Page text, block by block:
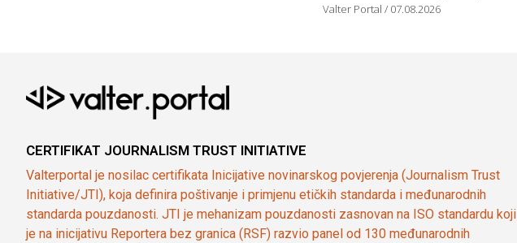
Valter Portal 07.08.2026
CERTIFIKAT JOURNALISM TRUST INITIATIVE
Valterportal je nosilac certifikata Inicijative novinarskog povjerenja (Journalism Trust
Initiative/JTI), koja definira poštivanje i primjenu etičkih standarda i međunarodnih
standarda pouzdanosti. JTI je mehanizam pouzdanosti zasnovan na ISO standardu koji
je na inicijativu Reportera bez granica (RSF) razvio panel od 130 međunarodnih